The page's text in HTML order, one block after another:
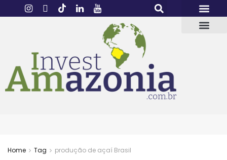
Home Tag produção de açaí Brasil